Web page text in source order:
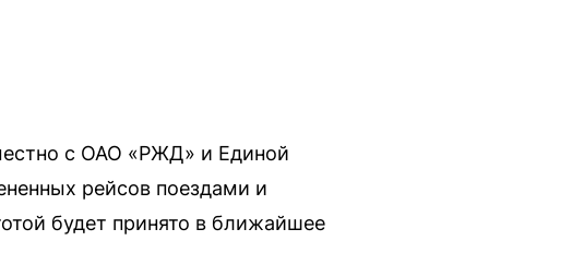
с ОАО «РЖД» и Единой
рейсов поездами и
будет принято в ближайшее